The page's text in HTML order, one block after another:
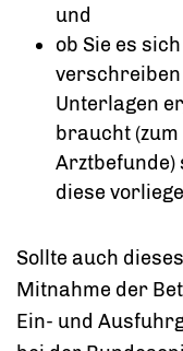
und
ob Sie es
verschreiben
Unterlagen
braucht
Arztbefunde)
diese
Sollte auch
Mitnahme der
Ein- und